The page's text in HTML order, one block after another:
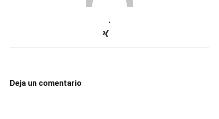
.
Deja un comentario